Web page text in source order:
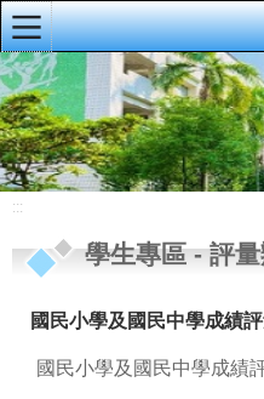
:::
明義首頁
首頁訊息
學校概況
行政單位
學生專區
午餐停餐
:::
學生專區-評
國民小學及國民中學成績
國民小學及國民中學成績